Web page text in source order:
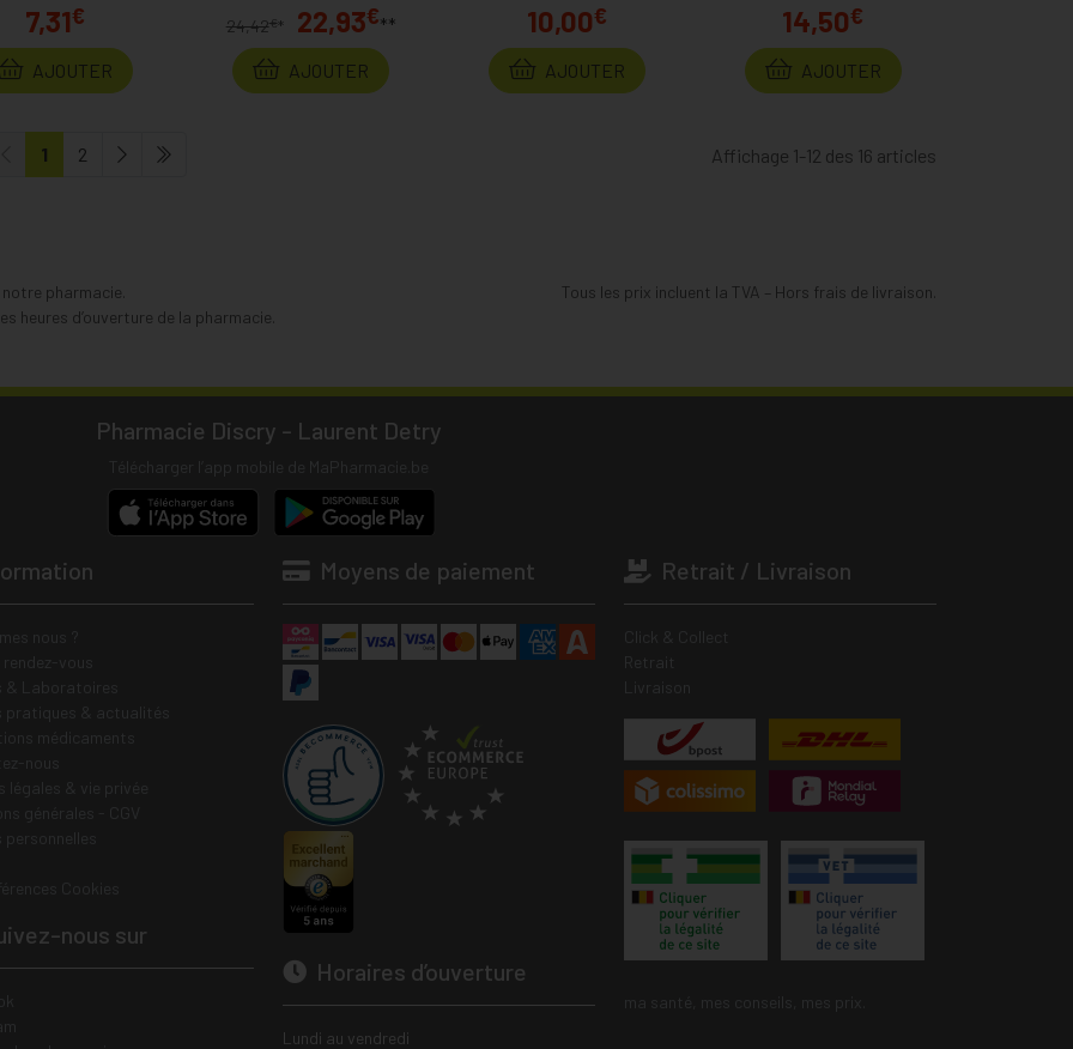
7,31€
AJOUTER
24,42€ * 22,93€**
AJOUTER
10,00€
AJOUTER
14,50€
AJOUTER
Affichage 1-12 des 16 articles
1 2
pharmacie.
heures d’ouverture de la pharmacie.
Tous les prix incluent la TVA – Hors frais de livraison.
Pharmacie Discry - Laurent Detry
nous sur
Moyens de paiement
Horaires d’ouverture
Lundi au vendredi
Retrait / Livraison